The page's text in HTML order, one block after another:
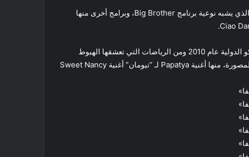
وشاركت في برنامج تليفزيون الواقع Doble Tentación الذي يشبه نوعية برنامج Big Brother، وبرامج أخرى منها
وحصلت على المركز الثاني في مسابقة ملكة جمال أتلتيكو الدولية عام 2010 ومن الرياضات التي تعشقها الهبوط
بالمظلات واليوجا، وشاركت أيضًا في العديد من الأغاني المصورة، منها أغنية Papatya لـ “تيومان” أغنية Sweet Nancy